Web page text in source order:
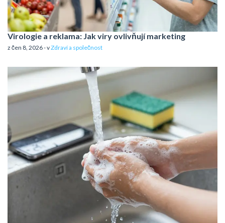
Virologie a reklama: Jak viry ovlivňují marketing
z čen 8, 2026 - vZdraví a společnost